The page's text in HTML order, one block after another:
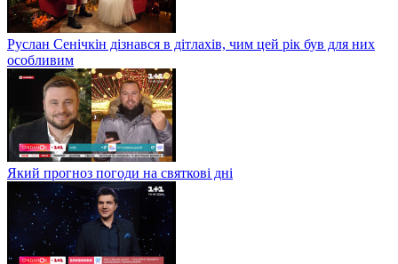
Руслан Сенічкін дізнався в дітлахів, чим цей рік був для них
особливим
Який прогноз погоди на святкові дні